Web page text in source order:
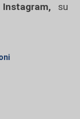
Instagram, su